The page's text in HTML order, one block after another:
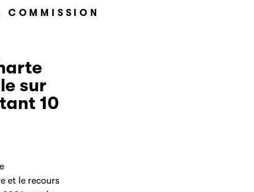
COMMISSION
sur
10
et le recours